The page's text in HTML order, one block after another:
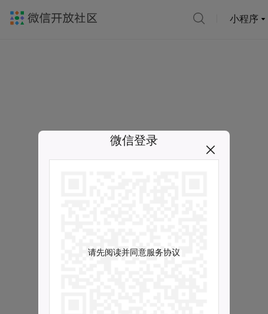
小程序
微信登录
请先阅读并同意服务协议